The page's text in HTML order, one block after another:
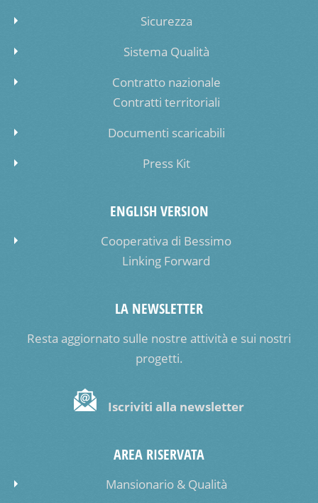
Sicurezza
Sistema Qualità
Contratto nazionale
Contratti territoriali
Documenti scaricabili
Press Kit
ENGLISH VERSION
Cooperativa di Bessimo
Linking Forward
LA NEWSLETTER
Resta aggiornato sulle nostre attività e sui nostri
progetti.
Iscriviti alla newsletter
AREA RISERVATA
Mansionario & Qualità